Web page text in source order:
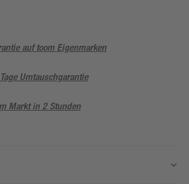
auf toom Eigenmarken
Umtauschgarantie
Markt in 2 Stunden